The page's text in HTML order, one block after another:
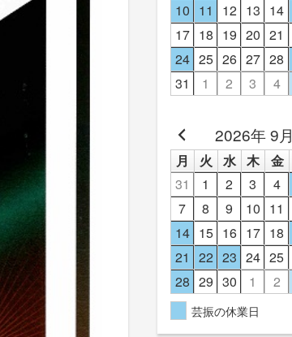
10 11 12 13 14
17 18 19 20 21
24 25 26 27 28
31
1 2 3 4
2026年 9月
月 火 水 木 金
31
1 2 3 4
7
8 9 10 11
14 15 16 17 18
21
22 23 24 25
28 29 30 1 2
芸振の休業日